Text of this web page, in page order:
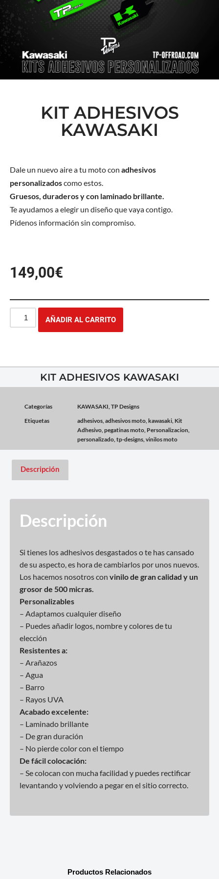
KIT ADHESIVOS
KAWASAKI
Dale un nuevo aire a tu moto con adhesivos
personalizadoscomo estos.
Gruesos, duraderos y con laminado brillante.
Te ayudamos a elegir un diseño que vaya contigo.
Pídenos información sin compromiso.
149,00€
AÑADIR AL CARRITO
KIT ADHESIVOS KAWASAKI
Categorías KAWASAKI,TP Designs
Etiquetas
adhesivos,adhesivos moto,kawasaki, Kit
Adhesivo,pegatinas moto, Personalizacion,
personalizado,tp-designs,vinilos moto
Descripción
Descripción
Si tienes los adhesivos desgastados o te has cansado
de su aspecto, es hora de cambiarlos por unos nuevos.
Los hacemos nosotros con vinilo de gran calidad y un
grosor de 500 micras.
Personalizables
– Adaptamos cualquier diseño
– Puedes añadir logos, nombre y colores de tu
elección
Resistentes a:
– Arañazos
– Agua
– Barro
– Rayos UVA
Acabado excelente:
– Laminado brillante
– De gran duración
– No pierde color con el tiempo
De fácil colocación:
– Se colocan con mucha facilidad y puedes rectificar
levantando y volviendo a pegar en el sitio correcto.
Productos Relacionados